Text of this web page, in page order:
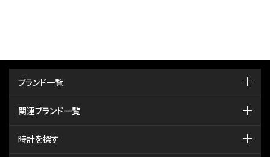
ブランド一覧
関連ブランド一覧
時計を探す